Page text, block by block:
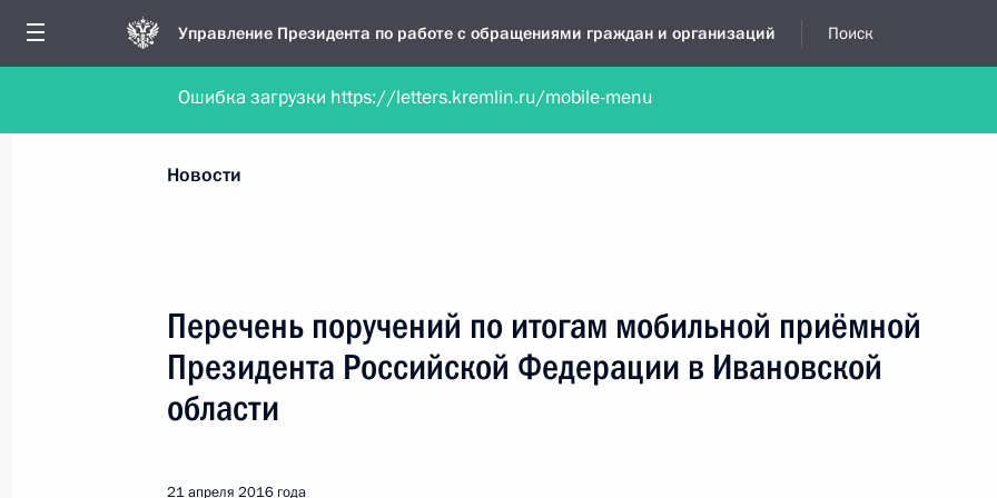
Управление Президента по работе с обращениями граждан и организаций Поиск
Обратиться в форме электронного документа Обратиться в устной форме
Все новости
Все руководители, регионы, города и темы
Новости
Перечень поручений по итогам мобильной приёмной
Президента Российской Федерации в Ивановской
области
21 апреля 2016 года
Ошибка загрузки https://letters.kremlin.ru/mobile-menu